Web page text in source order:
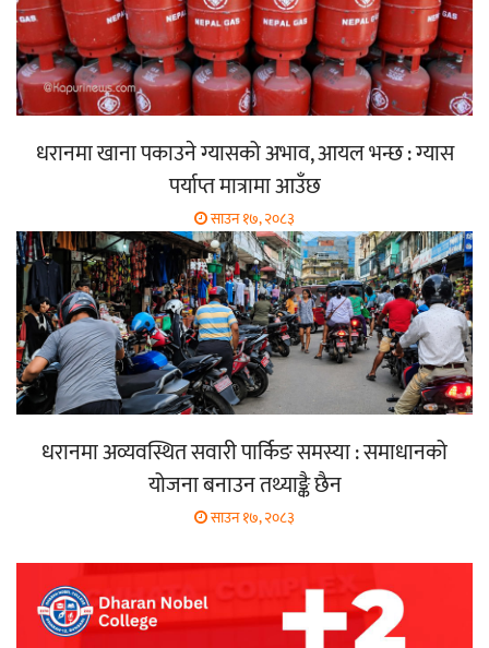
धरानमा खाना पकाउने ग्यासको अभाव, आयल भन्छ : ग्यास
पर्याप्त मात्रामा आउँछ
साउन १७, २०८३
धरानमा अव्यवस्थित सवारी पार्किङ समस्या : समाधानको
योजना बनाउन तथ्याङ्कै छैन
साउन १७, २०८३